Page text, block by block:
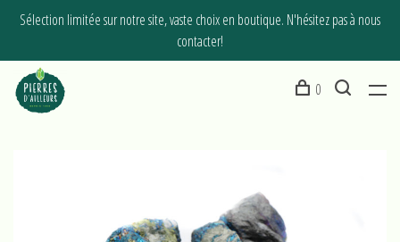
Sélection limitée sur notre site, vaste choix en boutique. N'hésitez pas à nous
contacter!
0